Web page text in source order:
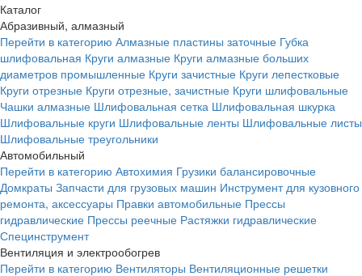
Каталог
Абразивный, алмазный
Перейти в категорию Алмазные пластины заточные Губка
шлифовальная Круги алмазные Круги алмазные больших
диаметров промышленные Круги зачистные Круги лепестковые
Круги отрезные Круги отрезные, зачистные Круги шлифовальные
Чашки алмазные Шлифовальная сетка Шлифовальная шкурка
Шлифовальные круги Шлифовальные ленты Шлифовальные листы
Шлифовальные треугольники
Автомобильный
Перейти в категорию Автохимия Грузики балансировочные
Домкраты Запчасти для грузовых машин Инструмент для кузовного
ремонта, аксессуары Правки автомобильные Прессы
гидравлические Прессы реечные Растяжки гидравлические
Специнструмент
Вентиляция и электрообогрев
Перейти в категорию Вентиляторы Вентиляционные решетки